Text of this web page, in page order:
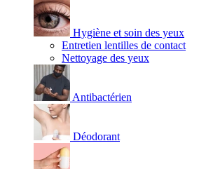
Hygiène et soin des yeux
Entretien lentilles de contact
Nettoyage des yeux
Antibactérien
Déodorant